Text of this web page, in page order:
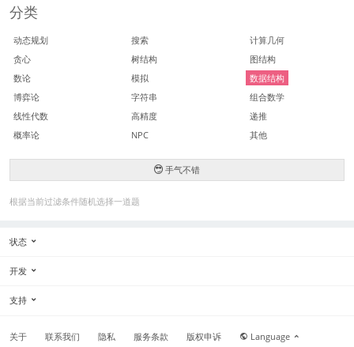
分类
动态规划 搜索
计算几何
贪心
树结构
图结构
数论
模拟
数据结构
博弈论
字符串
组合数学
线性代数
高精度
递推
概率论
NPC 其他
手气不错
根据当前过滤条件随机选择一道题
状态
开发
支持
关于 联系我们 隐私 服务条款 版权申诉 Language